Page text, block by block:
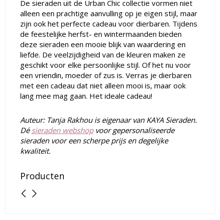
De sieraden uit de Urban Chic collectie vormen niet
alleen een prachtige aanvulling op je eigen stijl, maar
zijn ook het perfecte cadeau voor dierbaren. Tijdens
de feestelijke herfst- en wintermaanden bieden
deze sieraden een mooie blijk van waardering en
liefde. De veelzijdigheid van de kleuren maken ze
geschikt voor elke persoonlijke stijl. Of het nu voor
een vriendin, moeder of zus is. Verras je dierbaren
met een cadeau dat niet alleen mooi is, maar ook
lang mee mag gaan. Het ideale cadeau!
Auteur: Tanja Rakhou is eigenaar van KAYA Sieraden.
Dé sieraden webshopvoorgepersonaliseerde
sieraden voor een scherpe prijs en degelijke
kwaliteit.
Producten